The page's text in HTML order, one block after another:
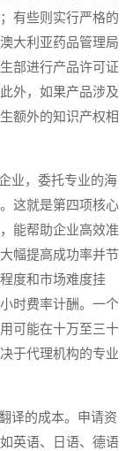
有些则实行严格的
大利亚药品管理局
部进行产品许可证
外，如果产品涉及
额外的知识产权相
业，委托专业的海
这就是第四项核心
能帮助企业高效准
幅提高成功率并节
度和市场难度挂
时费率计酬。一个
可能在十万至三十
于代理机构的专业
译的成本。申请资
英语、日语、德语